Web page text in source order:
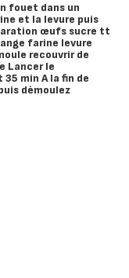
fouet dans un
et la levure puis
œufs sucre tt
farine levure
recouvrir de
Lancer le
min A la fin de
démoulez